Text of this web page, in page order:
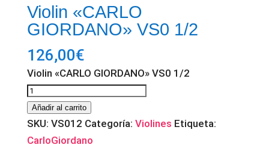
Violin «CARLO
GIORDANO» VS0 1/2
126,00€
Violin «CARLO GIORDANO» VS0 1/2
Violin
"CARLO
GIORDANO"
VS0
Añadir al carrito
SKU: VS012 Categoría: Violines Etiqueta:
CarloGiordano